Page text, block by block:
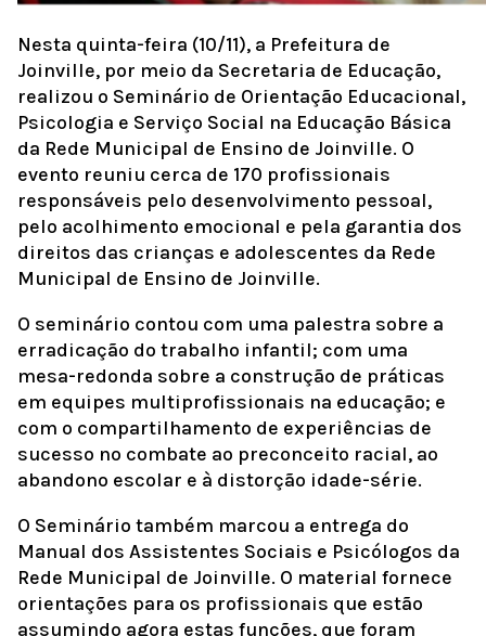
Nesta quinta-feira (10/11), a Prefeitura de
Joinville, por meio da Secretaria de Educação,
realizou o Seminário de Orientação Educacional,
Psicologia e Serviço Social na Educação Básica
da Rede Municipal de Ensino de Joinville. O
evento reuniu cerca de 170 profissionais
responsáveis pelo desenvolvimento pessoal,
pelo acolhimento emocional e pela garantia dos
direitos das crianças e adolescentes da Rede
Municipal de Ensino de Joinville.
O seminário contou com uma palestra sobre a
erradicação do trabalho infantil; com uma
mesa-redonda sobre a construção de práticas
em equipes multiprofissionais na educação; e
com o compartilhamento de experiências de
sucesso no combate ao preconceito racial, ao
abandono escolar e à distorção idade-série.
O Seminário também marcou a entrega do
Manual dos Assistentes Sociais e Psicólogos da
Rede Municipal de Joinville. O material fornece
orientações para os profissionais que estão
assumindo agora estas funções, que foram